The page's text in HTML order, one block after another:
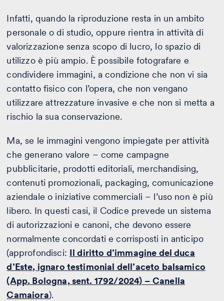
Infatti, quando la riproduzione resta in un ambito
personale o di studio, oppure rientra in attività di
valorizzazione senza scopo di lucro, lo spazio di
utilizzo è più ampio. È possibile fotografare e
condividere immagini, a condizione che non vi sia
contatto fisico con l’opera, che non vengano
utilizzare attrezzature invasive e che non si metta a
rischio la sua conservazione.
Ma, se le immagini vengono impiegate per attività
che generano valore – come campagne
pubblicitarie, prodotti editoriali, merchandising,
contenuti promozionali, packaging, comunicazione
aziendale o iniziative commerciali – l’uso non è più
libero. In questi casi, il Codice prevede un sistema
di autorizzazioni e canoni, che devono essere
normalmente concordati e corrisposti in anticipo
(approfondisci: Il diritto d’immagine del duca
d’Este, ignaro testimonial dell’aceto balsamico
(App. Bologna, sent. 1792/2024) – Canella
Camaiora).